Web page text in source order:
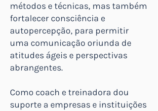
métodos e técnicas, mas também
fortalecer consciência e
autopercepção, para permitir
uma comunicação oriunda de
atitudes ágeis e perspectivas
abrangentes.
Como coach e treinadora dou
suporte a empresas e instituições